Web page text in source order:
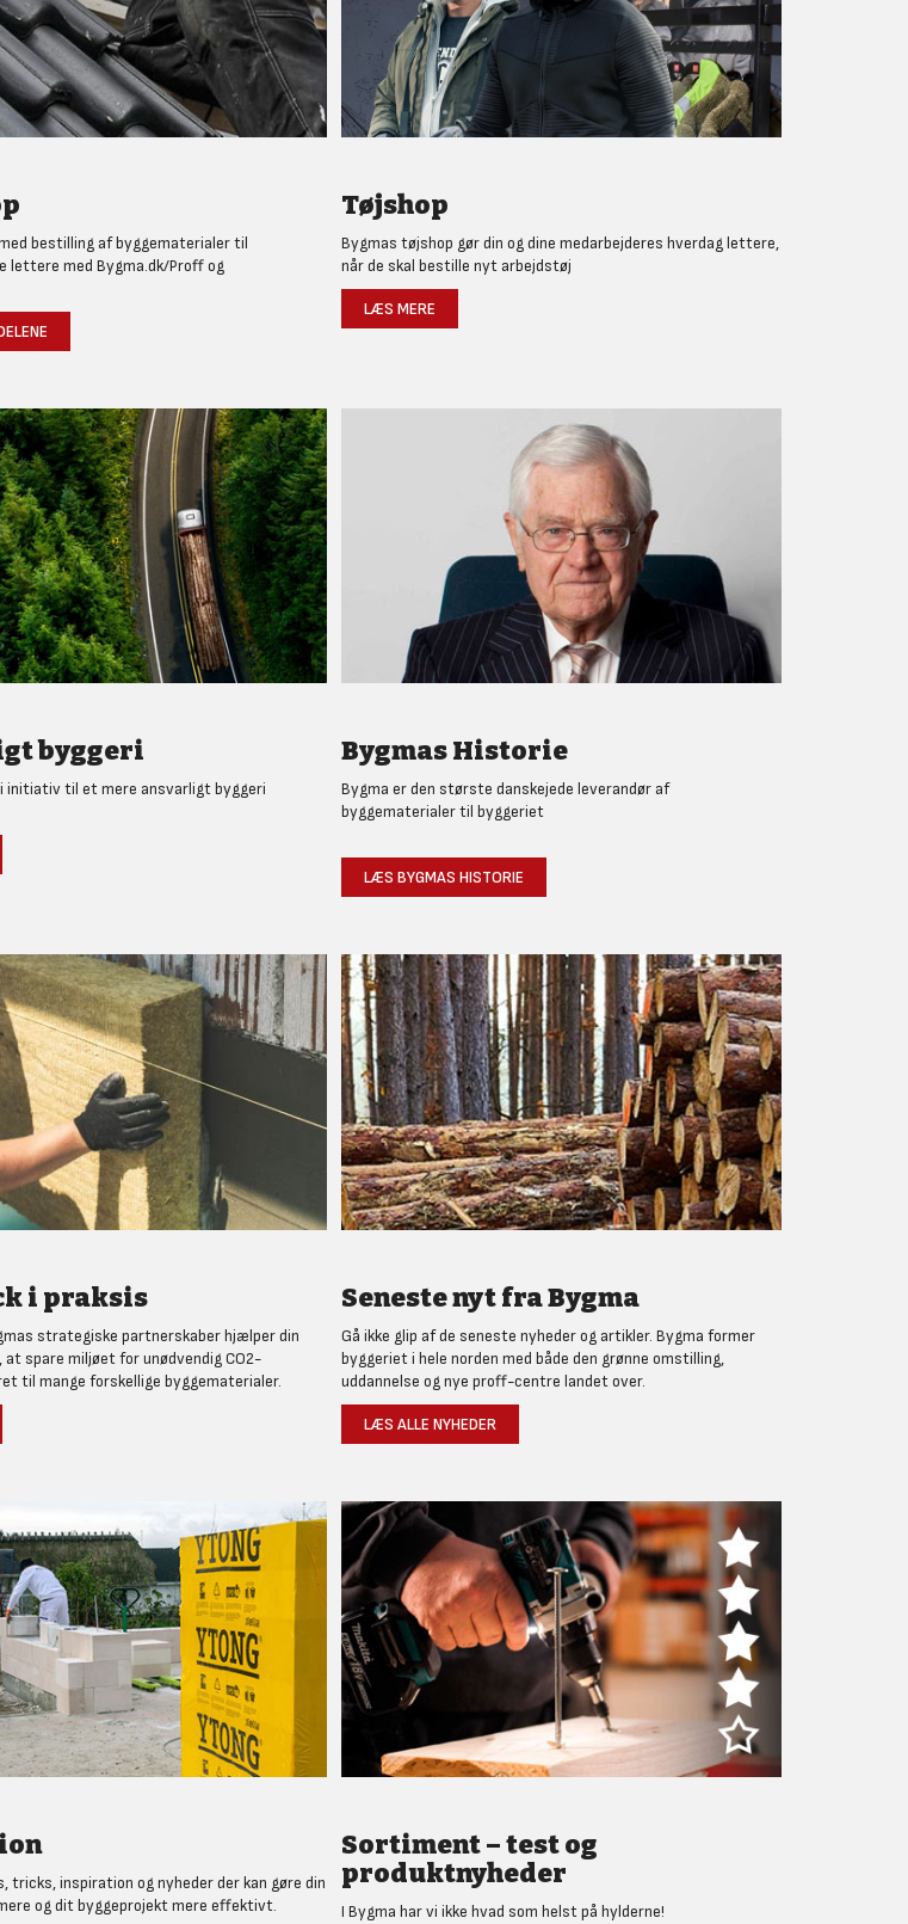
bestilling af byggematerialer til
lettere med Bygma.dk/Proff og
Tøjshop
Bygmas tøjshop gør din og dine medarbejderes hverdag lettere,
når de skal bestille nyt arbejdstøj
LÆS MERE
byggeri
initiativ til et mere ansvarligt byggeri
Bygmas Historie
Bygma er den største danskejede leverandør af
byggematerialer til byggeriet
LÆS BYGMAS HISTORIE
i praksis
strategiske partnerskaber hjælper din
at spare miljøet for unødvendig CO2-
til mange forskellige byggematerialer.
Seneste nyt fra Bygma
Gå ikke glip af de seneste nyheder og artikler. Bygma former
byggeriet i hele norden med både den grønne omstilling,
uddannelse og nye proff-centre landet over.
LÆS ALLE NYHEDER
tricks, inspiration og nyheder der kan gøre din
og dit byggeprojekt mere effektivt.
Sortiment – test og
produktnyheder
I Bygma har vi ikke hvad som helst på hylderne!